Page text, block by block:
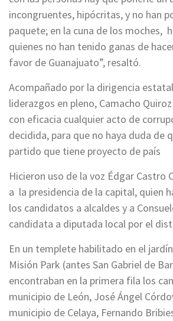
incongruentes, hipócritas, y no han
paquete; en la cuna de los moches,
quienes no han tenido ganas de
favor de Guanajuato”, resaltó.
Acompañado por la dirigencia
liderazgos en pleno, Camacho
con eficacia cualquier acto de
decidida, para que no haya duda de
partido que tiene proyecto de país
Hicieron uso de la voz Édgar Castro
a la presidencia de la capital, quien
los candidatos a alcaldes y a
candidata a diputada local por el
En un templete habilitado en el
Misión Park (antes San Gabriel de
encontraban en la primera fila los
municipio de León, José Ángel
municipio de Celaya, Fernando